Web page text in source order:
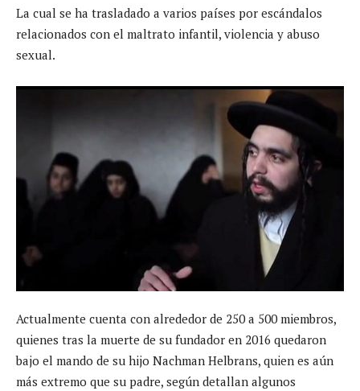
La cual se ha trasladado a varios países por escándalos
relacionados con el maltrato infantil, violencia y abuso
sexual.
Actualmente cuenta con alrededor de 250 a 500 miembros,
quienes tras la muerte de su fundador en 2016 quedaron
bajo el mando de su hijo Nachman Helbrans, quien es aún
más extremo que su padre, según detallan algunos